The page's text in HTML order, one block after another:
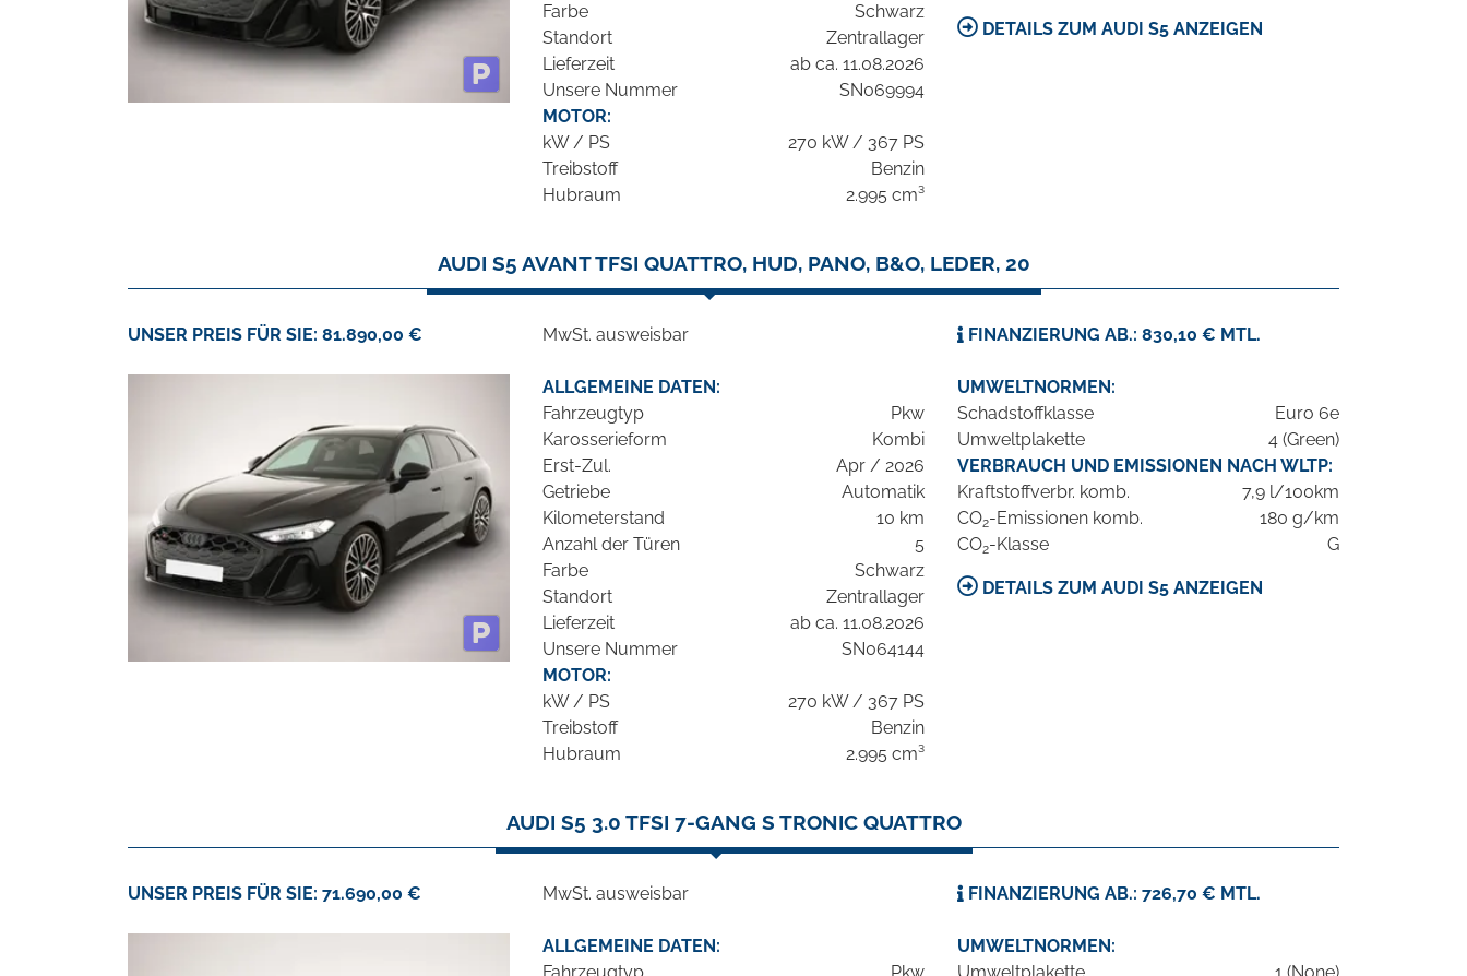
Farbe
Schwarz
Standort
Zentrallager
Lieferzeit
ab ca. 11.08.2026
Unsere Nummer
SN069994
MOTOR:
kW / PS
270 kW / 367 PS
Treibstoff
Benzin
Hubraum
2.995 cm³
DETAILS ZUM AUDI S5 ANZEIGEN
AUDI S5 AVANT TFSI QUATTRO, HUD, PANO, B&O, LEDER, 20
UNSER PREIS FÜR SIE: 81.890,00 € MwSt. ausweisbar FINANZIERUNG AB.: 830,10 € MTL.
ALLGEMEINE DATEN:
Fahrzeugtyp
Pkw
Karosserieform
Kombi
Erst-Zul.
Apr / 2026
Getriebe
Automatik
Kilometerstand
10 km
Anzahl der Türen
5
Farbe
Schwarz
Standort
Zentrallager
Lieferzeit
ab ca. 11.08.2026
Unsere Nummer
SN064144
MOTOR:
kW / PS
270 kW / 367 PS
Treibstoff
Benzin
Hubraum
2.995 cm³
UMWELTNORMEN:
Schadstoffklasse
Euro 6e
Umweltplakette
4 (Green)
VERBRAUCH UND EMISSIONEN NACH WLTP:
Kraftstoffverbr. komb.
7,9 l/100km
CO2-Emissionen komb.
180 g/km
CO2-Klasse G
DETAILS ZUM AUDI S5 ANZEIGEN
AUDI S5 3.0 TFSI 7-GANG S TRONIC QUATTRO
UNSER PREIS FÜR SIE: 71.690,00 € MwSt. ausweisbar FINANZIERUNG AB.: 726,70 € MTL.
ALLGEMEINE DATEN:
UMWELTNORMEN: